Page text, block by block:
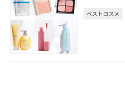
ベストコスメ